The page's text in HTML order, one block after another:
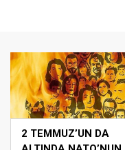
2 TEMMUZ’UN DA